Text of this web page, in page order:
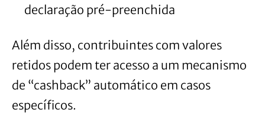
declaração pré-preenchida
Além disso, contribuintes com valores
retidos podem ter acesso a um mecanismo
de “cashback” automático em casos
específicos.